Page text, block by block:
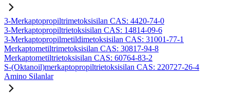
3-Merkaptopropiltrimetoksisilan CAS: 4420-74-0
3-Merkaptopropiltrietoksisilan CAS: 14814-09-6
3-Merkaptopropilmetildimetoksisilan CAS: 31001-77-1
Merkaptometiltrimetoksisilan CAS: 30817-94-8
Merkaptometiltrietoksisilan CAS: 60764-83-2
S-(Oktanoil)merkaptopropiltrietoksisilan CAS: 220727-26-4
Amino Silanlar